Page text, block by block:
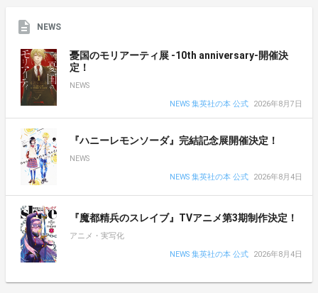
NEWS
憂国のモリアーティ展 -10th anniversary-開催決
定！
NEWS
NEWS 集英社の本 公式
2026年8月7日
『ハニーレモンソーダ』完結記念展開催決定！
NEWS
NEWS 集英社の本 公式
2026年8月4日
『魔都精兵のスレイブ』TVアニメ第3期制作決定！
アニメ・実写化
NEWS 集英社の本 公式
2026年8月4日